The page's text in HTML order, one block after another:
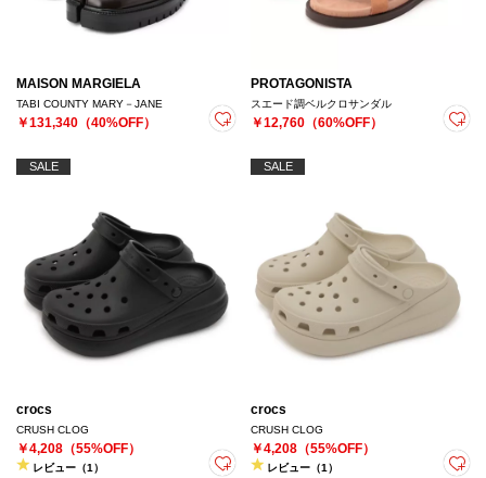
MAISON MARGIELA
TABI COUNTY MARY－JANE
￥131,340（40%OFF）
PROTAGONISTA
スエード調ベルクロサンダル
￥12,760（60%OFF）
SALE
crocs
CRUSH CLOG
￥4,208（55%OFF）
レビュー（1）
SALE
crocs
CRUSH CLOG
￥4,208（55%OFF）
レビュー（1）